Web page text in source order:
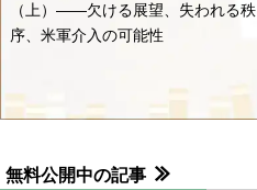
（上）――欠ける展望、失われる秩
序、米軍介入の可能性
無料公開中の記事